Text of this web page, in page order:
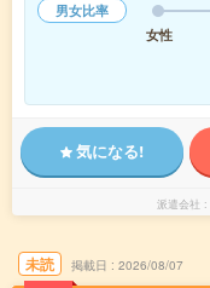
男女比率
女性
気になる!
派遣会社
未読 掲載日 2026/08/07